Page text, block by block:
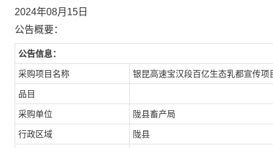
2024年08月15日
公告概要：
公告信息：
采购项目名称 银昆高速宝汉段百亿生态乳都宣传项
品目
采购单位 陇县畜产局
行政区域 陇县